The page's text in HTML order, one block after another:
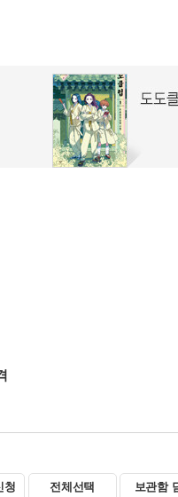
청 전체선택 보관함